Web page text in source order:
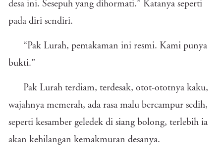
desa ini. Sesepuh yang dihormati.” Katanya seperti
pada diri sendiri.
“Pak Lurah, pemakaman ini resmi. Kami punya
bukti.”
Pak Lurah terdiam, terdesak, otot-ototnya kaku,
wajahnya memerah, ada rasa malu bercampur sedih,
seperti kesamber geledek di siang bolong, terlebih ia
akan kehilangan kemakmuran desanya.